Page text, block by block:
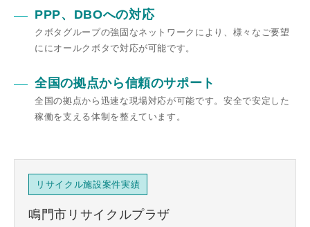
PPP、DBOへの対応
クボタグループの強固なネットワークにより、様々なご要望
ににオールクボタで対応が可能です。
全国の拠点から信頼のサポート
全国の拠点から迅速な現場対応が可能です。安全で安定した
稼働を支える体制を整えています。
リサイクル施設案件実績
鳴門市リサイクルプラザ